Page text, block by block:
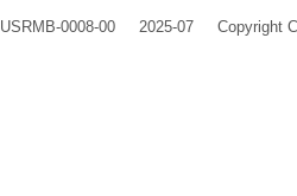
USRMB-0008-00 2025-07 Copyright